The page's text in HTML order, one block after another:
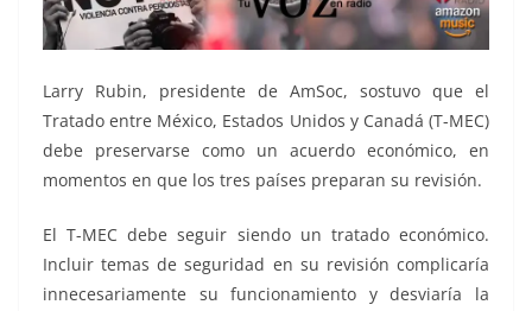
Larry Rubin, presidente de AmSoc, sostuvo que el
Tratado entre México, Estados Unidos y Canadá (T-MEC)
debe preservarse como un acuerdo económico, en
momentos en que los tres países preparan su revisión.
El T-MEC debe seguir siendo un tratado económico.
Incluir temas de seguridad en su revisión complicaría
innecesariamente su funcionamiento y desviaría la